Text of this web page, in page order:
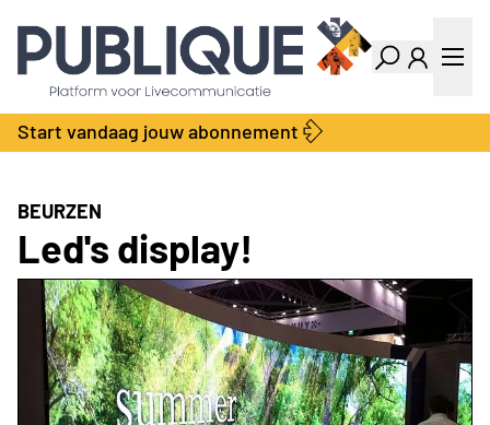
Industry Dashboard
Vacatures
Kalender
Producten
Bedrijvengids
Locatie Finder
Contact
Over ons
Adverteren
Abonnementen
Start vandaag jouw abonnement
BEURZEN
Led's display!